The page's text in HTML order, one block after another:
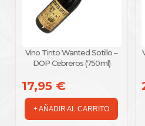
Vino Tinto Wanted Sotillo –
DOP Cebreros (750 ml)
17,95 €
+ AÑADIR AL CARRITO